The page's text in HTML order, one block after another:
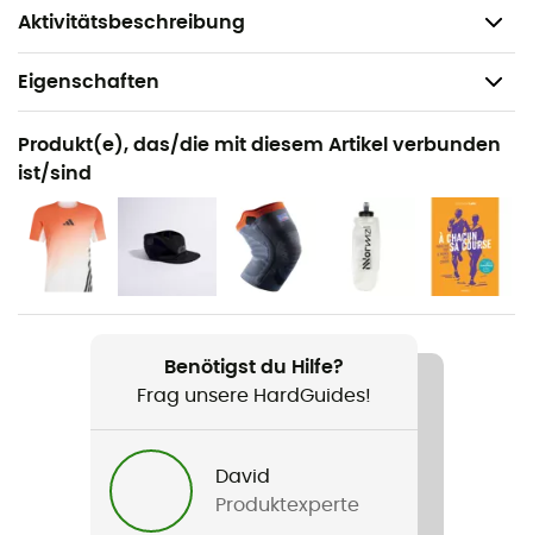
Aktivitätsbeschreibung
Durchschnittsgewicht: 2 x 224 g
Eigenschaften
Geeignet für
Running
Geschlecht
Herren
Wöchentliche Trainingsdistanz
10 bis 30 km
Produkt(e), das/die mit diesem Artikel verbunden
ist/sind
Benötigst du Hilfe?
Frag unsere HardGuides!
David
Produktexperte